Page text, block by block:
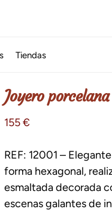
Tiendas
Joyero
155€
REF: 12001 –
forma hexagonal,
esmaltada decorada
escenas galantes de